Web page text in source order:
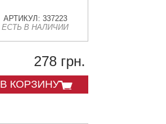
АРТИКУЛ: 337223
ЕСТЬ В НАЛИЧИИ
278 грн.
В КОРЗИНУ